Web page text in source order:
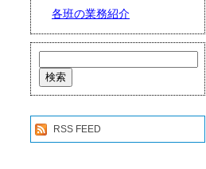
各班の業務紹介
RSS FEED